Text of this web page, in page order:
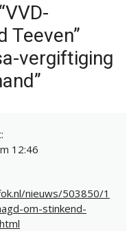
Teeven”
vergiftiging
12:46
nieuws/503850/1
om-stinkend-